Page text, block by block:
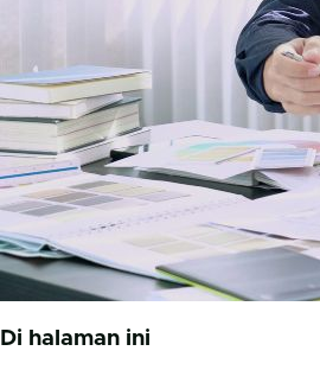
Di halaman ini